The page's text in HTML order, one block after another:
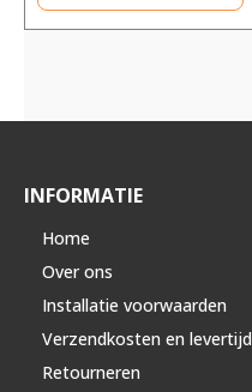
INFORMATIE
Home
Over ons
Installatie voorwaarden
Verzendkosten en levertijd
Retourneren